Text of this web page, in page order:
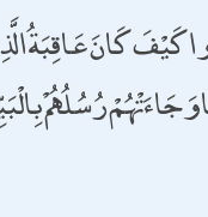
كَيْفَ كَانَ عَاقِبَةُ
رُسُلُهُمْ